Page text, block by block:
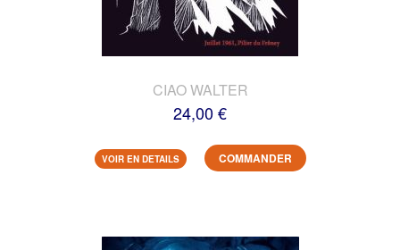
CIAO WALTER
24,00 €
VOIR EN DETAILS COMMANDER